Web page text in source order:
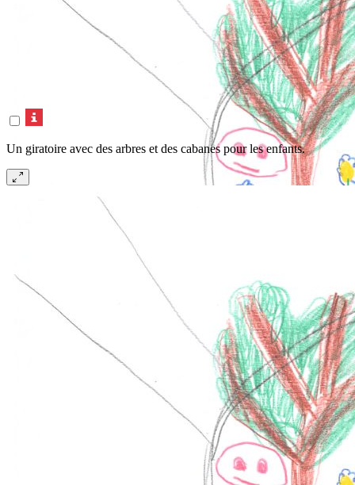
Un giratoire avec des arbres et des cabanes pour les enfants.